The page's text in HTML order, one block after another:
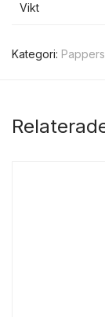
Vikt
Kategori: